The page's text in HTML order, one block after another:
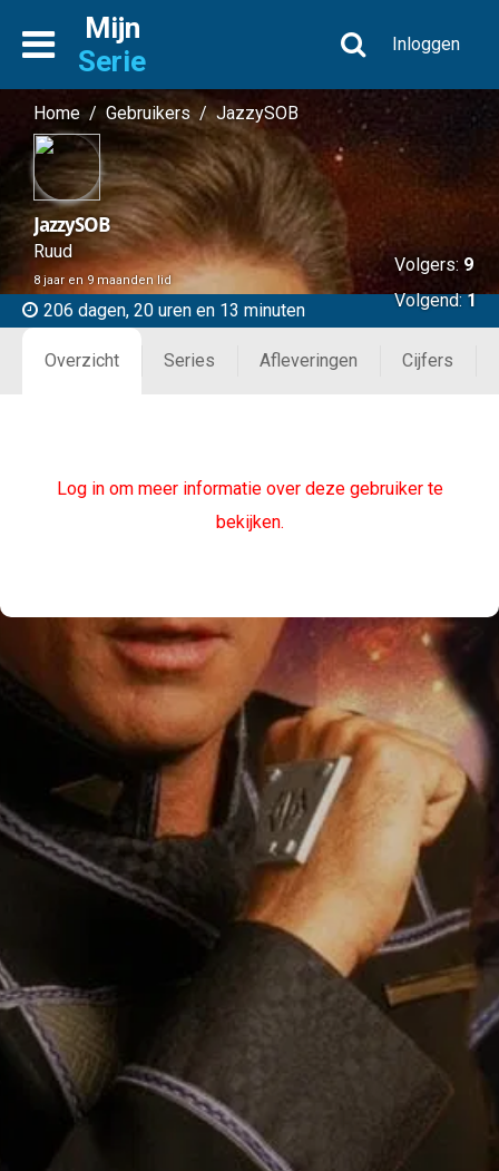
Mijn
Serie
Inloggen
Home / Gebruikers/JazzySOB
JazzySOB
Ruud
8 jaar en 9 maanden lid
206 dagen, 20 uren en 13 minuten
Volgers: 9
Volgend:1
Overzicht Series Afleveringen Cijfers
Log in om meer informatie over deze gebruiker te
bekijken.